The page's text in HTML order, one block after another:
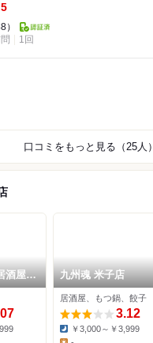
）
1回
口コミをもっと見る（25人）
酒屋ト
九州魂 米子店
居酒屋、もつ鍋、餃子
3.12
Dinner:
￥3,000～￥3,999